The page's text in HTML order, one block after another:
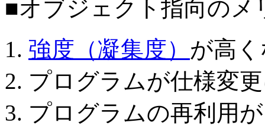
■オブジェクト指向のメ
強度（凝集度） が高
プログラムが仕様変
プログラムの再利用